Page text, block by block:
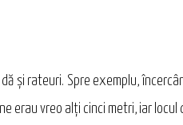
şi rateuri. Spre exemplu,
erau vreo alţi cinci metri, iar